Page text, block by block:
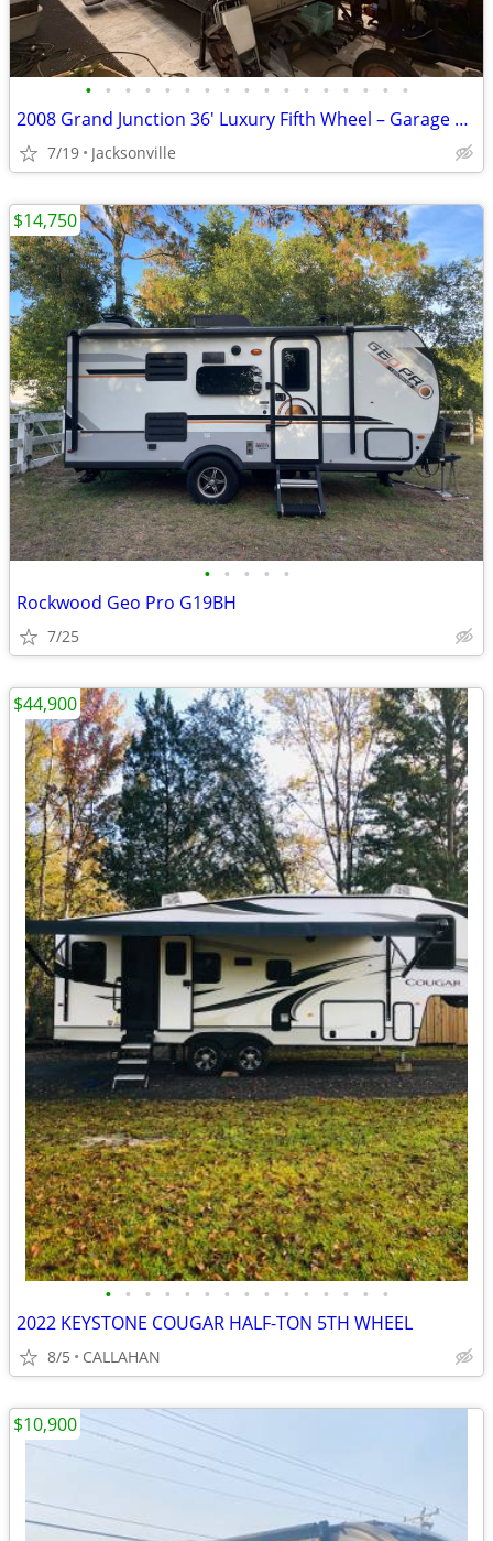
• • • • • • • • • • • • • • • • •
2008 Grand Junction 36' Luxury Fifth Wheel – Garage Kept –
7/19 Jacksonville
• • • • •
Rockwood Geo Pro G19BH
7/25
$14,750
• • • • • • • • • • • • • • •
2022 KEYSTONE COUGAR HALF-TON 5TH WHEEL
8/5 CALLAHAN
$44,900
$10,900